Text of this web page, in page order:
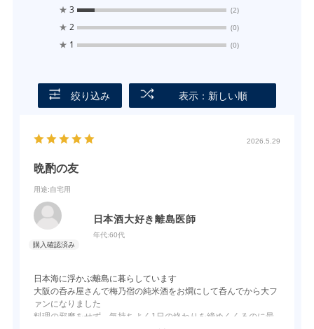
★ 3 (2)
★ 2 (0)
★ 1 (0)
絞り込み 表示：新しい順
2026.5.29
晩酌の友
用途:自宅用
日本酒大好き離島医師
年代:60代
日本海に浮かぶ離島に暮らしています
大阪の呑み屋さんで梅乃宿の純米酒をお燗にして呑んでから大フ
ァンになりました
料理の邪魔をせず、気持ちよく1日の終わりを締めくくるのに最